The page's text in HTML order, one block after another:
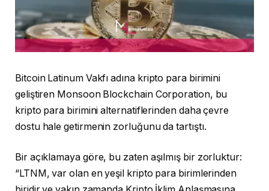
Bitcoin Latinum Vakfı adına kripto para birimini
geliştiren Monsoon Blockchain Corporation, bu
kripto para birimini alternatiflerinden daha çevre
dostu hale getirmenin zorluğunu da tartıştı.
Bir açıklamaya göre, bu zaten aşılmış bir zorluktur:
“LTNM, var olan en yeşil kripto para birimlerinden